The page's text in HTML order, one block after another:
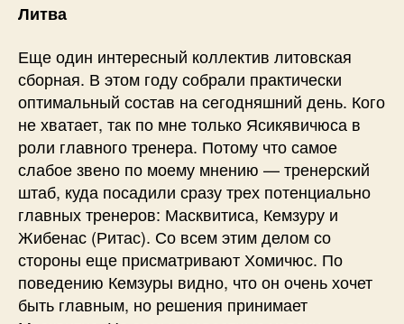
Литва
Еще один интересный коллектив литовская
сборная. В этом году собрали практически
оптимальный состав на сегодняшний день. Кого
не хватает, так по мне только Ясикявичюса в
роли главного тренера. Потому что самое
слабое звено по моему мнению — тренерский
штаб, куда посадили сразу трех потенциально
главных тренеров: Масквитиса, Кемзуру и
Жибенас (Ритас). Со всем этим делом со
стороны еще присматривают Хомичюс. По
поведению Кемзуры видно, что он очень хочет
быть главным, но решения принимает